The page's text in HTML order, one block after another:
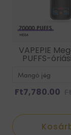
VAPEPIE
PUFFS-
hosszan
Ft7,780.00